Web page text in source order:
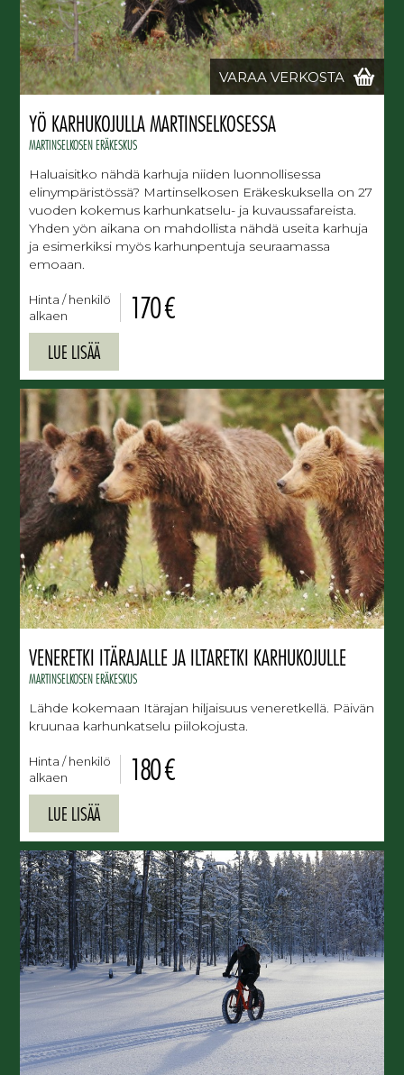
VARAA VERKOSTA
YÖ KARHUKOJULLA MARTINSELKOSESSA
MARTINSELKOSEN ERÄKESKUS
Haluaisitko nähdä karhuja niiden luonnollisessa
elinympäristössä? Martinselkosen Eräkeskuksella on 27
vuoden kokemus karhunkatselu- ja kuvaussafareista.
Yhden yön aikana on mahdollista nähdä useita karhuja
ja esimerkiksi myös karhunpentuja seuraamassa
emoaan.
Hinta / henkilö
alkaen
170 €
LUE LISÄÄ
VENERETKI ITÄRAJALLE JA ILTARETKI KARHUKOJULLE
MARTINSELKOSEN ERÄKESKUS
Lähde kokemaan Itärajan hiljaisuus veneretkellä. Päivän
kruunaa karhunkatselu piilokojusta.
Hinta / henkilö
alkaen
180 €
LUE LISÄÄ